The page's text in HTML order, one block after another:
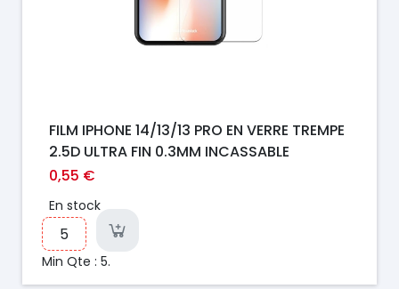
FILM IPHONE 14/13/13 PRO EN VERRE TREMPE
2.5D ULTRA FIN 0.3MM INCASSABLE
0,55 €
En stock
Min Qte : 5.